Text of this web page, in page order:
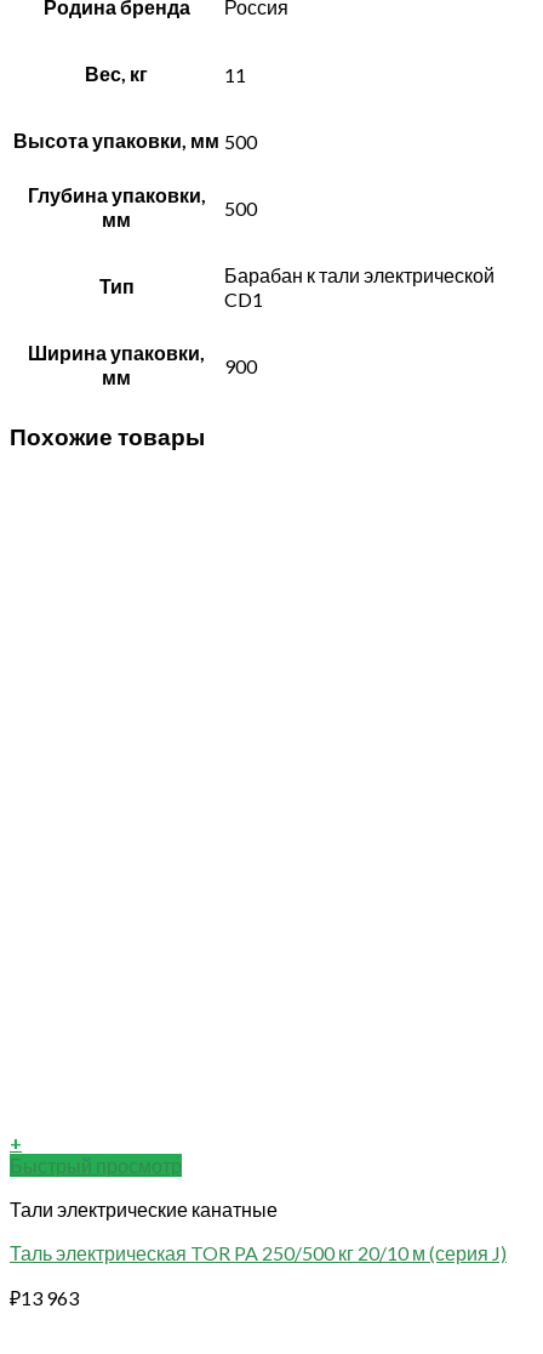
Родина бренда Россия
Вес, кг 11
Высота упаковки, мм 500
Глубина упаковки,
мм
500
Тип
Барабан к тали электрической
CD1
Ширина упаковки,
мм
900
Похожие товары
+
Быстрый просмотр
Тали электрические канатные
Таль электрическая TOR PA 250/500 кг 20/10 м (серия J)
₽13 963